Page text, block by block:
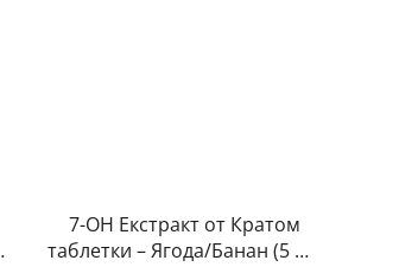
7-OH Екстракт от Кратом
таблетки – Ягода/Банан (5 mg